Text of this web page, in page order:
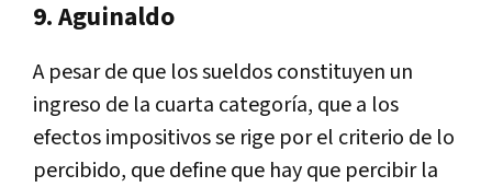
9. Aguinaldo
A pesar de que los sueldos constituyen un
ingreso de la cuarta categoría, que a los
efectos impositivos se rige por el criterio de lo
percibido, que define que hay que percibir la